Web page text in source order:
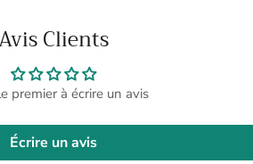
Clients
premier à écrire un avis
Écrire un avis